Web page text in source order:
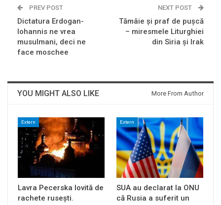
PREV POST
Dictatura Erdogan-
Iohannis ne vrea
musulmani, deci ne
face moschee
NEXT POST
Tămâie şi praf de puşcă
– miresmele Liturghiei
din Siria şi Irak
YOU MIGHT ALSO LIKE More From Author
Extern
Lavra Pecerska lovită de
rachete rusești.
Extern
SUA au declarat la ONU
că Rusia a suferit un